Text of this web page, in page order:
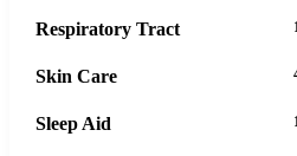
Respiratory Tract
Skin Care
Sleep Aid